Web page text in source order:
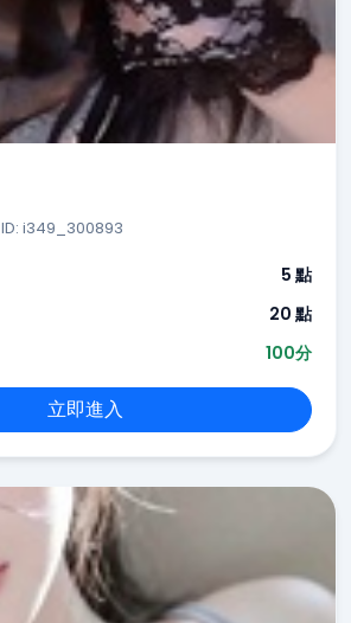
ID: i349_300893
5 點
20 點
100分
立即進入